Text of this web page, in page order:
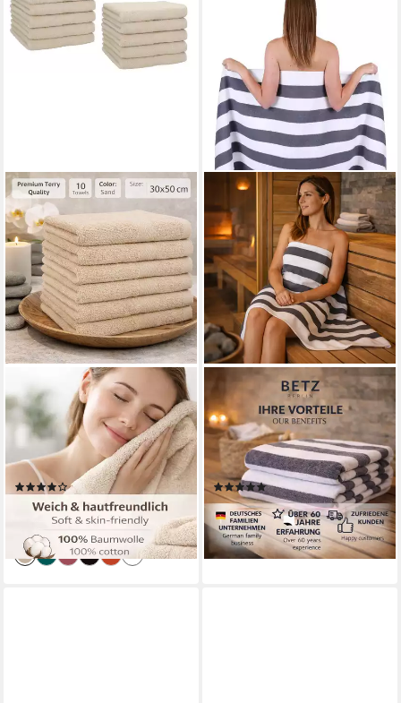
BETZ
Gästehandtücher 10 tlg.
Gästehandtücher-Set
PREMIUM 100 % Baumwolle
30x50cm, 100% Baumwolle
(10-St)
(9)
28,50 €
(2,85 €/ 1 Stk)
lieferbar - in 2-3 Werktagen bei dir
+25
Saunatuch Badetuch XXL
Berlin mt Streifen Größe 70 x
180 cm, 100% Baumwolle (1-
St)
(5)
22,95 €
lieferbar - in 2-3 Werktagen bei dir
+2